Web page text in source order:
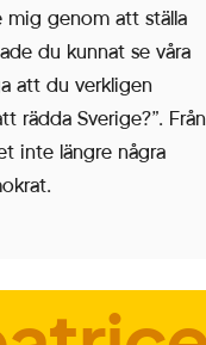
mig genom att ställa
du kunnat se våra
att du verkligen
rädda Sverige?”. Från
inte längre några